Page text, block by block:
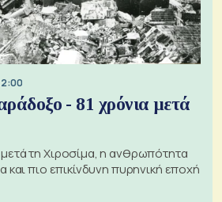
- 81 χρόνια μετά
τη Χιροσίμα, η ανθρωπότητα
και πιο επικίνδυνη πυρηνική εποχή